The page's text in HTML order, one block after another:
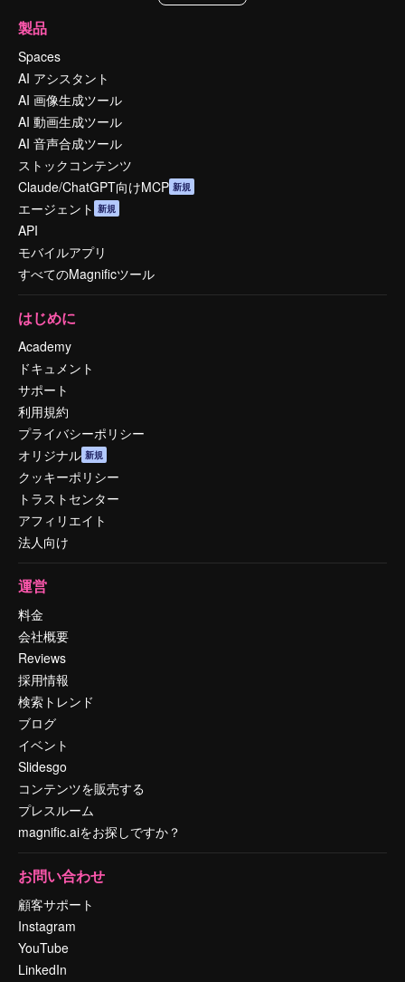
製品
Spaces
AI アシスタント
AI 画像生成ツール
AI 動画生成ツール
AI 音声合成ツール
ストックコンテンツ
Claude/ChatGPT向けMCP 新規
エージェント 新規
API
モバイルアプリ
すべてのMagnificツール
はじめに
Academy
ドキュメント
サポート
利用規約
プライバシーポリシー
オリジナル 新規
クッキーポリシー
トラストセンター
アフィリエイト
法人向け
運営
料金
会社概要
Reviews
採用情報
検索トレンド
ブログ
イベント
Slidesgo
コンテンツを販売する
プレスルーム
magnific.aiをお探しですか？
お問い合わせ
顧客サポート
Instagram
YouTube
LinkedIn